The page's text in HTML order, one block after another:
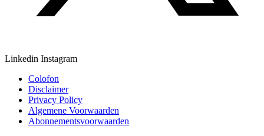
Linkedin Instagram
Colofon
Disclaimer
Privacy Policy
Algemene Voorwaarden
Abonnementsvoorwaarden